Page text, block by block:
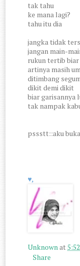
tak tahu
ke mana lagi?
tahu itu dia
jangka tidak
jangan main-
rukun tertib biar
artinya masih
ditimbang
dikit demi dikit
biar garisannya
tak nampak
pssstt::aku
♥,
Unknownat
Share